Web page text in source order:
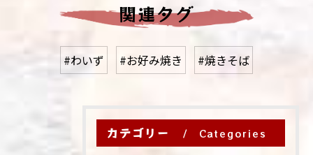
関連タグ
#わいず #お好み焼き #焼きそば
カテゴリー Categories